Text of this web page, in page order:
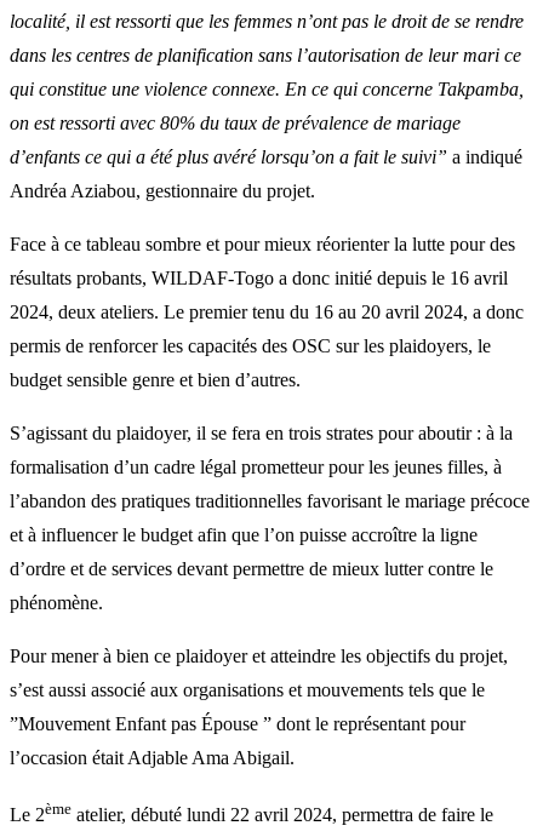
localité, il est ressorti que les femmes n’ont pas le droit de se rendre
dans les centres de planification sans l’autorisation de leur mari ce
qui constitue une violence connexe. En ce qui concerne Takpamba,
on est ressorti avec 80% du taux de prévalence de mariage
d’enfants ce qui a été plus avéré lorsqu’on a fait le suivi” a indiqué
Andréa Aziabou, gestionnaire du projet.
Face à ce tableau sombre et pour mieux réorienter la lutte pour des
résultats probants, WILDAF-Togo a donc initié depuis le 16 avril
2024, deux ateliers. Le premier tenu du 16 au 20 avril 2024, a donc
permis de renforcer les capacités des OSC sur les plaidoyers, le
budget sensible genre et bien d’autres.
S’agissant du plaidoyer, il se fera en trois strates pour aboutir : à la
formalisation d’un cadre légal prometteur pour les jeunes filles, à
l’abandon des pratiques traditionnelles favorisant le mariage précoce
et à influencer le budget afin que l’on puisse accroître la ligne
d’ordre et de services devant permettre de mieux lutter contre le
phénomène.
Pour mener à bien ce plaidoyer et atteindre les objectifs du projet,
s’est aussi associé aux organisations et mouvements tels que le
”Mouvement Enfant pas Épouse ” dont le représentant pour
l’occasion était Adjable Ama Abigail.
Le 2ème atelier, débuté lundi 22 avril 2024, permettra de faire le